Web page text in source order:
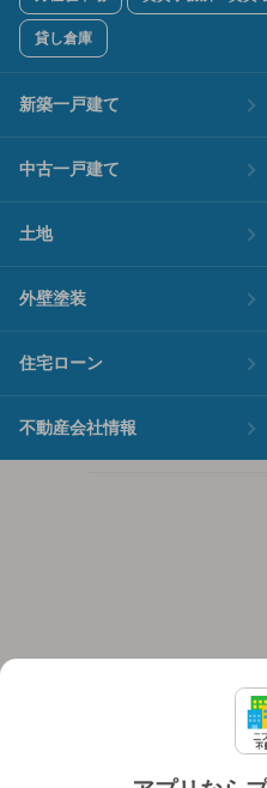
貸し倉庫
新築一戸建て
中古一戸建て
土地
外壁塗装
住宅ローン
不動産会社情報